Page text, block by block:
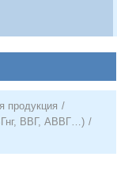
продукция /
ВВГ, АВВГ…) /